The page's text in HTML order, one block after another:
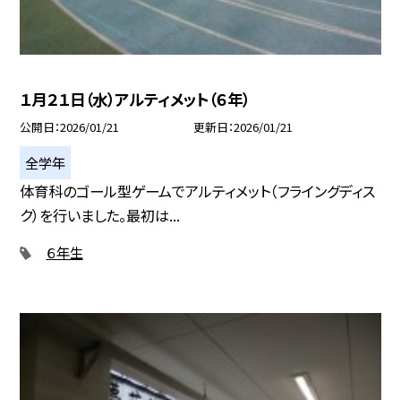
１月２１日（水）アルティメット（６年）
公開日 2026/01/21 更新日 2026/01/21
全学年
体育科のゴール型ゲームでアルティメット（フライングディス
ク）を行いました。最初は...
６年生